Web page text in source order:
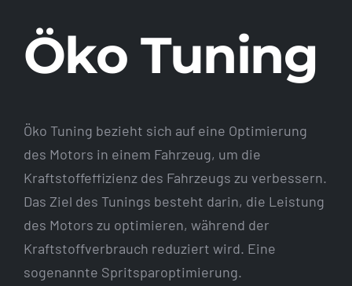
Öko Tuning
Öko Tuning bezieht sich auf eine Optimierung
des Motors in einem Fahrzeug, um die
Kraftstoffeffizienz des Fahrzeugs zu verbessern.
Das Ziel des Tunings besteht darin, die Leistung
des Motors zu optimieren, während der
Kraftstoffverbrauch reduziert wird. Eine
sogenannte Spritsparoptimierung.